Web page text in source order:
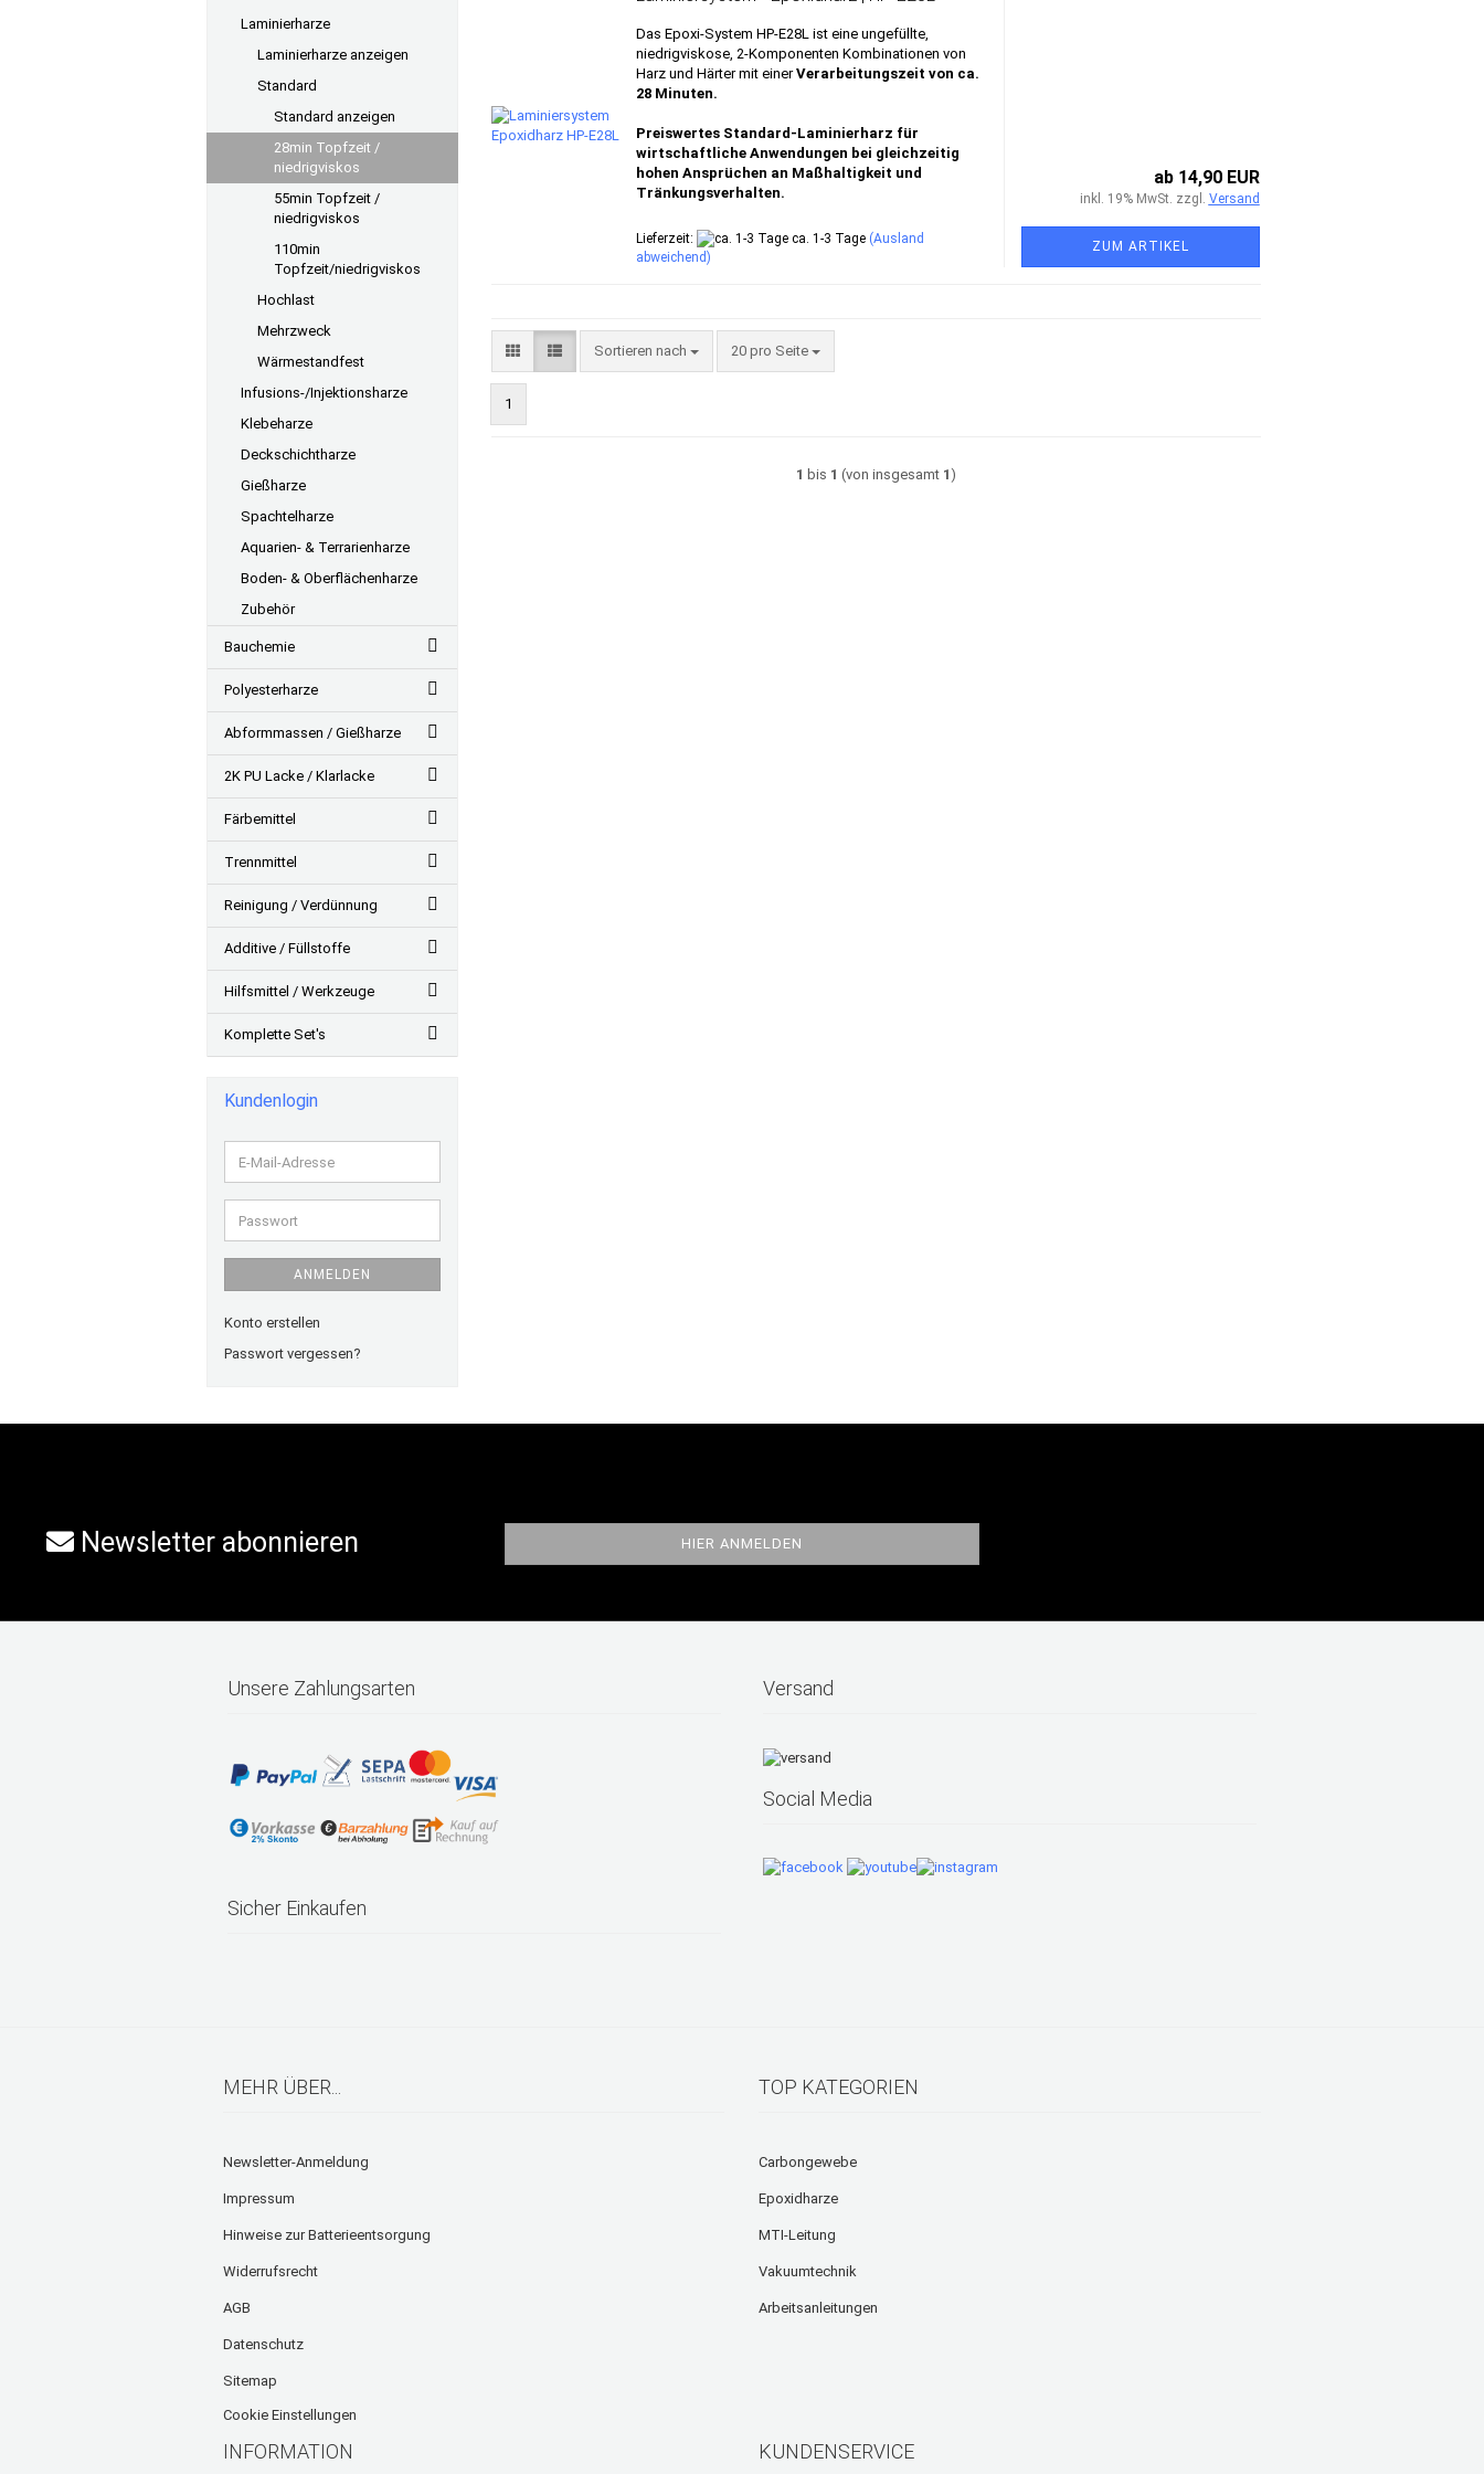
Das Epoxi-System HP-E28L ist eine ungefüllte,
niedrigviskose, 2-Komponenten Kombinationen von
Harz und Härter mit einerVerarbeitungszeit von ca.
28 Minuten.
Preiswertes Standard-Laminierharz für
wirtschaftliche Anwendungen bei gleichzeitig
hohen Ansprüchen an Maßhaltigkeit und
Tränkungsverhalten.
Lieferzeit: ca. 1-3 Tage (Ausland
abweichend)
ab 14,90 EUR
inkl. 19% MwSt. zzgl. Versand
ZUM ARTIKEL
Sortieren nach
Sortieren nach 20 pro Seite
pro Seite
1
1 bis 1 (von insgesamt 1)
Laminierharze
Laminierharze anzeigen
Standard
Standard anzeigen
28min Topfzeit /
niedrigviskos
55min Topfzeit /
niedrigviskos
110min
Topfzeit/niedrigviskos
Hochlast
Mehrzweck
Wärmestandfest
Infusions-/Injektionsharze
Klebeharze
Deckschichtharze
Gießharze
Spachtelharze
Aquarien- & Terrarienharze
Boden- & Oberflächenharze
Zubehör
Bauchemie
Polyesterharze
Abformmassen / Gießharze
2K PU Lacke / Klarlacke
Färbemittel
Trennmittel
Reinigung / Verdünnung
Additive / Füllstoffe
Hilfsmittel / Werkzeuge
Komplette Set's
Kundenlogin
E-
Mail-
Adresse
Passwort
ANMELDEN
Konto erstellen
Passwort vergessen?
Newsletter abonnieren
Unsere Zahlungsarten Versand
Social Media
Sicher Einkaufen
MEHR ÜBER...
Newsletter-Anmeldung
Impressum
Hinweise zur Batterieentsorgung
Widerrufsrecht
AGB
Datenschutz
Sitemap
Cookie Einstellungen
TOP KATEGORIEN
Carbongewebe
Epoxidharze
MTI-Leitung
Vakuumtechnik
Arbeitsanleitungen
INFORMATION KUNDENSERVICE